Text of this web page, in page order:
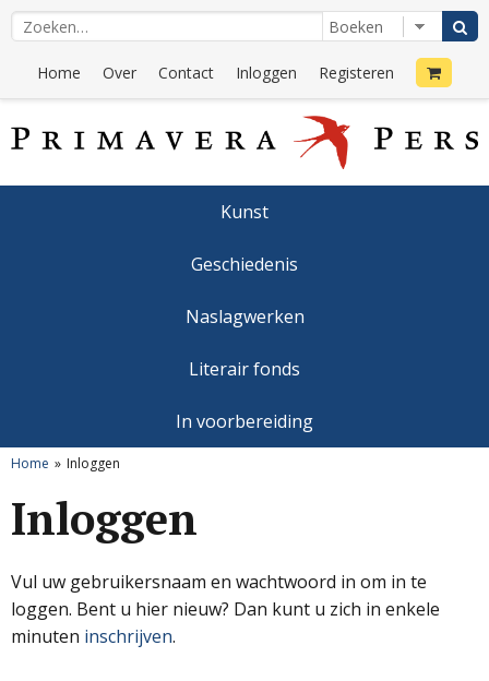
Home Over Contact Inloggen Registeren
Kunst
Geschiedenis
Naslagwerken
Literair fonds
In voorbereiding
Home Inloggen
Inloggen
Vul uw gebruikersnaam en wachtwoord in om in te
loggen. Bent u hier nieuw? Dan kunt u zich in enkele
minuten inschrijven.